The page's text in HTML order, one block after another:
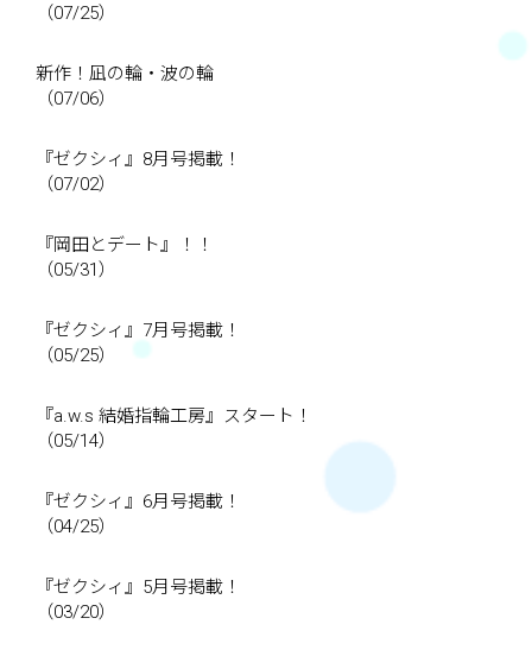
（07/25）
新作！凪の輪・波の輪
（07/06）
『ゼクシィ』8月号掲載！
（07/02）
『岡田とデート』！！
（05/31）
『ゼクシィ』7月号掲載！
（05/25）
『a.w.s 結婚指輪工房』スタート！
（05/14）
『ゼクシィ』6月号掲載！
（04/25）
『ゼクシィ』5月号掲載！
（03/20）